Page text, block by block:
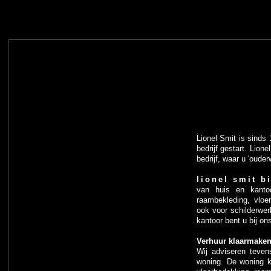
Lionel Smit is sinds
bedrijf gestart.
bedrijf, waar u
lionel smit
van huis en
raambekleding,
ook voor
kantoor bent u bij
Verhuur
Wij adviseren
woning. De woning